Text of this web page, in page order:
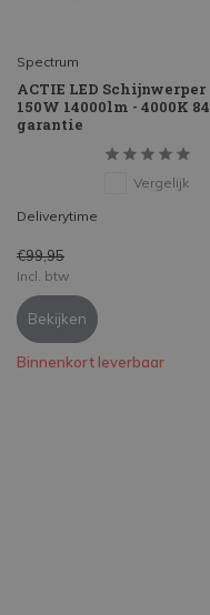
Spectrum
ACTIE LED Schijnwerper
150W 14000lm - 4000K
garantie
Vergelijk
Deliverytime
€99,95
Incl. btw
Bekijken
Binnenkort leverbaar